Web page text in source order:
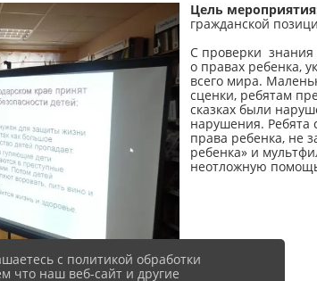
Цель
гражданской
С проверки
о правах ребенка,
всего мира.
сценки, ребятам
сказках были
нарушения. Ребята
права ребенка, не
ребенка» и
неотложную
с политикой обработки
что наш веб-сайт и другие